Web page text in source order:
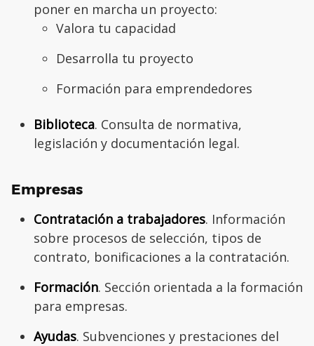
poner en marcha un proyecto:
Valora tu capacidad
Desarrolla tu proyecto
Formación para emprendedores
Biblioteca. Consulta de normativa,
legislación y documentación legal.
Empresas
Contratación a trabajadores. Información
sobre procesos de selección, tipos de
contrato, bonificaciones a la contratación.
Formación. Sección orientada a la formación
para empresas.
Ayudas. Subvenciones y prestaciones del